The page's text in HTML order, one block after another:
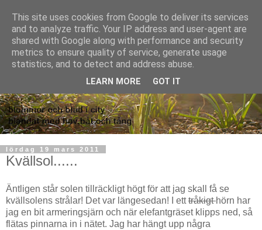
lördag 19 mars 2011
Kvällsol......
Äntligen står solen tillräckligt högt för att jag skall få se
kvällsolens strålar! Det var längesedan! I etttråkigthörn har
jag en bit armeringsjärn och när elefantgräset klipps ned, så
flätas pinnarna in i nätet. Jag har hängt upp några
This site uses cookies from Google to deliver its services
and to analyze traffic. Your IP address and user-agent are
shared with Google along with performance and security
metrics to ensure quality of service, generate usage
statistics, and to detect and address abuse.
LEARN MORE GOT IT